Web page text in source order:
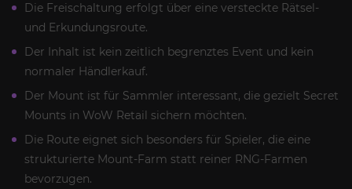
Die Freischaltung erfolgt über eine versteckte Rätsel-
und Erkundungsroute.
Der Inhalt ist kein zeitlich begrenztes Event und kein
normaler Händlerkauf.
Der Mount ist für Sammler interessant, die gezielt Secret
Mounts in WoW Retail sichern möchten.
Die Route eignet sich besonders für Spieler, die eine
strukturierte Mount-Farm statt reiner RNG-Farmen
bevorzugen.